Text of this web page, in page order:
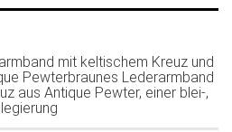
mit keltischem Kreuz und
Pewterbraunes Lederarmband
aus Antique Pewter, einer blei-,